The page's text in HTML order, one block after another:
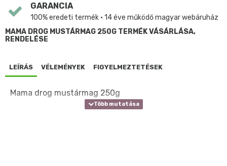
GARANCIA
100% eredeti termék • 14 éve működő magyar webáruház
MAMA DROG MUSTÁRMAG 250G TERMÉK VÁSÁRLÁSA,
RENDELÉSE
LEÍRÁS VÉLEMÉNYEK FIGYELMEZTETÉSEK
Mama drog mustármag 250g